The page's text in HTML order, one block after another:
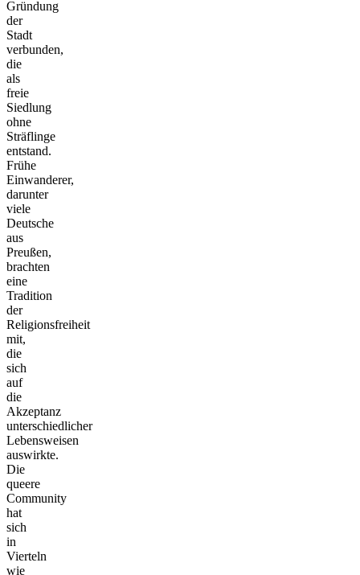
Gründung
der
Stadt
verbunden,
die
als
freie
Siedlung
ohne
Sträflinge
entstand.
Frühe
Einwanderer,
darunter
viele
Deutsche
aus
Preußen,
brachten
eine
Tradition
der
Religionsfreiheit
mit,
die
sich
auf
die
Akzeptanz
unterschiedlicher
Lebensweisen
auswirkte.
Die
queere
Community
hat
sich
in
Vierteln
wie